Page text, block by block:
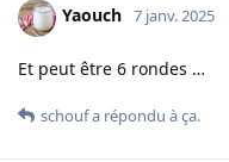
Yaouch 7 janv. 2025
Et peut être 6 rondes …
schoufa répondu à ça.